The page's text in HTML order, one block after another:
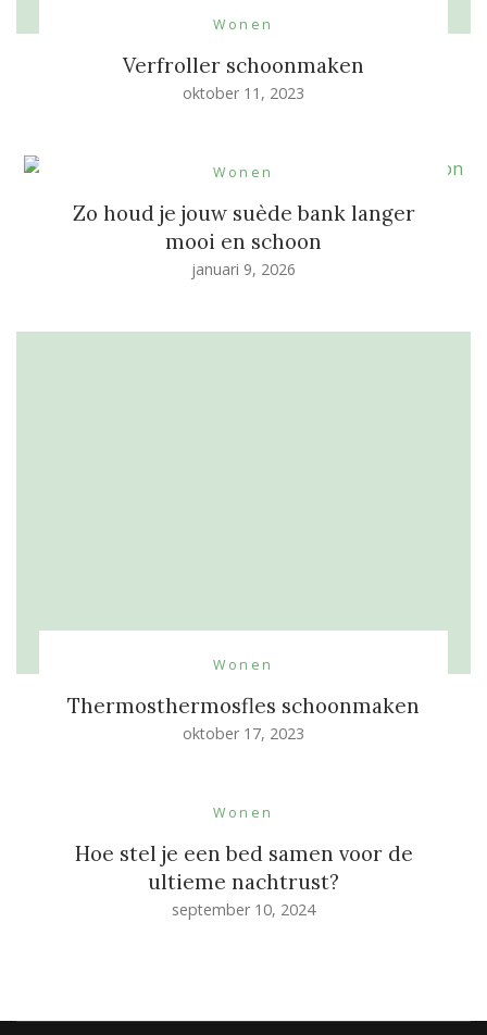
Wonen
Verfroller schoonmaken
oktober 11, 2023
Wonen
Zo houd je jouw suède bank langer
mooi en schoon
januari 9, 2026
Wonen
Thermosthermosfles schoonmaken
oktober 17, 2023
Wonen
Hoe stel je een bed samen voor de
ultieme nachtrust?
september 10, 2024